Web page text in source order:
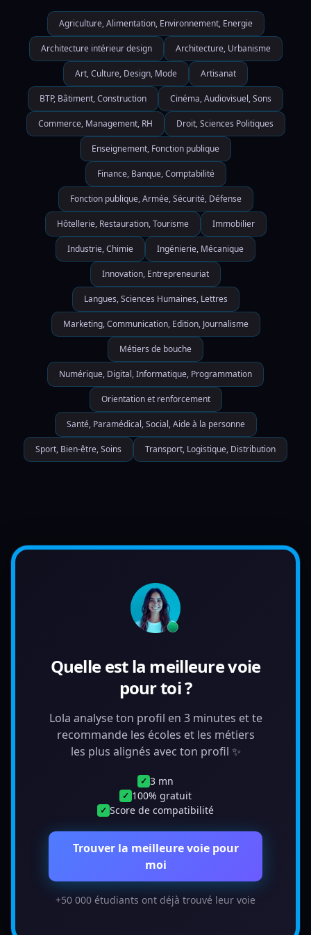
Agriculture, Alimentation, Environnement, Energie
Architecture intérieur design Architecture, Urbanisme
Art, Culture, Design, Mode Artisanat
BTP, Bâtiment, Construction Cinéma, Audiovisuel, Sons
Commerce, Management, RH Droit, Sciences Politiques
Enseignement, Fonction publique
Finance, Banque, Comptabilité
Fonction publique, Armée, Sécurité, Défense
Hôtellerie, Restauration, Tourisme Immobilier
Industrie, Chimie Ingénierie, Mécanique
Innovation, Entrepreneuriat
Langues, Sciences Humaines, Lettres
Marketing, Communication, Edition, Journalisme
Métiers de bouche
Numérique, Digital, Informatique, Programmation
Orientation et renforcement
Santé, Paramédical, Social, Aide à la personne
Sport, Bien-être, Soins Transport, Logistique, Distribution
Quelle est la meilleure voie
pour toi ?
Lola analyse ton profil en 3 minutes et te
recommande les écoles et les métiers
les plus alignés avec ton profil ✨
✓ 3 mn
✓ 100% gratuit
✓ Score de compatibilité
Trouver la meilleure voie pour
moi
+50 000 étudiants ont déjà trouvé leur voie